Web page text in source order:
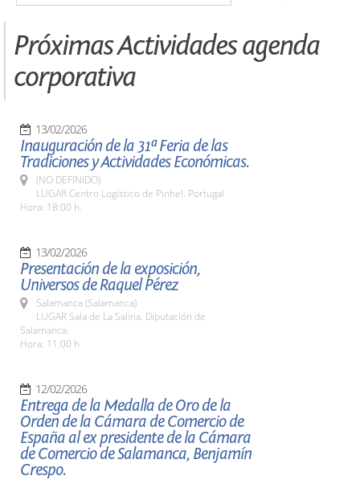
Próximas Actividades agenda
corporativa
13/02/2026
Inauguración de la 31ª Feria de las
Tradiciones y Actividades Económicas.
(NO DEFINIDO)
LUGAR Centro Logístico de Pinhel. Portugal
Hora: 18:00 h.
13/02/2026
Presentación de la exposición,
Universos de Raquel Pérez
Salamanca (Salamanca)
LUGAR Sala de La Salina. Diputación de
Salamanca.
Hora: 11:00 h
12/02/2026
Entrega de la Medalla de Oro de la
Orden de la Cámara de Comercio de
España al ex presidente de la Cámara
de Comercio de Salamanca, Benjamín
Crespo.